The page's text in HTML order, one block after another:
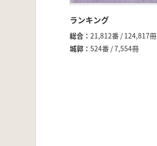
ランキング
総合
21,812番 / 124,817冊
城郭
524番 / 7,554冊